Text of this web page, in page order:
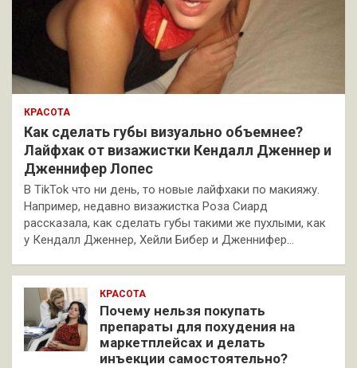
КРАСОТА
Как сделать губы визуально объемнее?
Лайфхак от визажистки Кендалл Дженнер и
Дженнифер Лопес
В TikTok что ни день, то новые лайфхаки по макияжу.
Например, недавно визажистка Роза Сиард
рассказала, как сделать губы такими же пухлыми, как
у Кендалл Дженнер, Хейли Бибер и Дженнифер…
КРАСОТА
Почему нельзя покупать
препараты для похудения на
маркетплейсах и делать
инъекции самостоятельно?